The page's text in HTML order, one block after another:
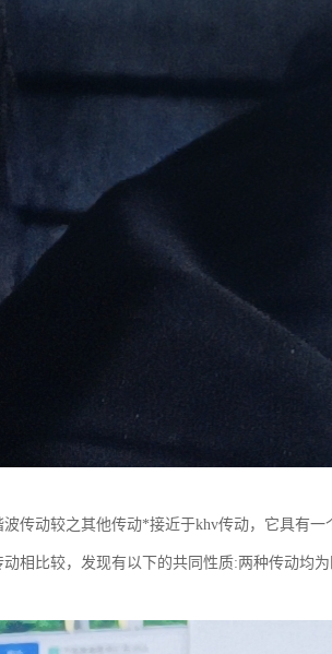
传动较之其他传动*接近于khv传动，它具有
相比较，发现有以下的共同性质:两种传动均